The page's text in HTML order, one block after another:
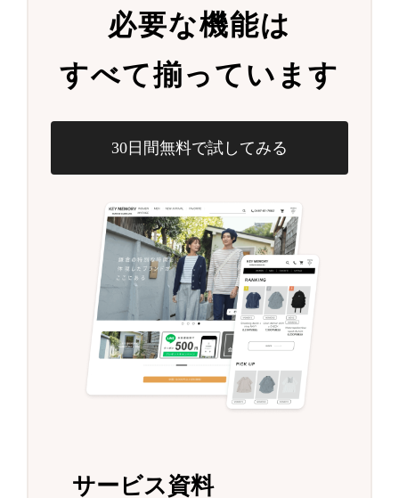
必要な機能は
すべて揃っています
30日間無料で試してみる
サービス資料